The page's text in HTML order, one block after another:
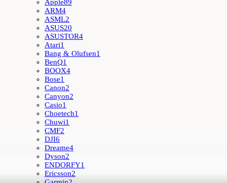
Apple89
ARM4
ASML2
ASUS20
ASUSTOR4
Atari1
Bang & Olufsen1
BenQ1
BOOX4
Bose1
Canon2
Canyon2
Casio1
Choetech1
Chuwi1
CMF2
DJI6
Dreame4
Dyson2
ENDORFY1
Ericsson2